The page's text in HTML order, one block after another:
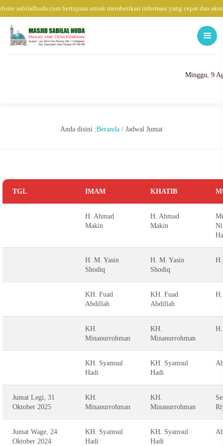
sabilalhuda.com bertujuan untuk memberikan informasi yang cepat dan
Minggu, 9
Anda disini :Beranda / Jadwal Jumat
TGL IMAM KHATIB
H. Ahmad
Makin
H. Ahmad
Makin
H. M. Yasin
Shodiq
H. M. Yasin
Shodiq
KH. Fuad
Abdillah
KH. Fuad
Abdillah
KH.
Minanurrohman
KH.
Minanurrohman
KH. Syamsul
Hadi
KH. Syamsul
Hadi
Jumat Legi, 31
Oktober 2025
KH.
Minanurrohman
KH.
Minanurrohman
Jumat Wage, 24
Oktober 2024
KH. Syamsul
Hadi
KH. Syamsul
Hadi